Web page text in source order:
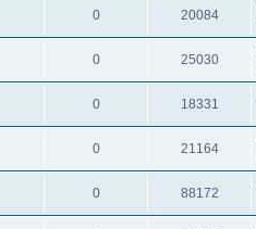
0 20084
0 25030
0 18331
0 21164
0 88172